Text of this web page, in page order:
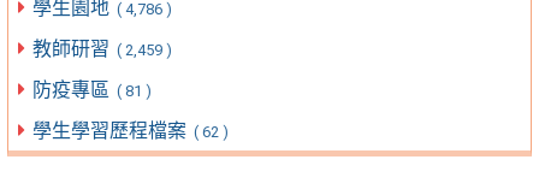
學生園地 ( 4,786 )
教師研習 ( 2,459 )
防疫專區 ( 81 )
學生學習歷程檔案 ( 62 )